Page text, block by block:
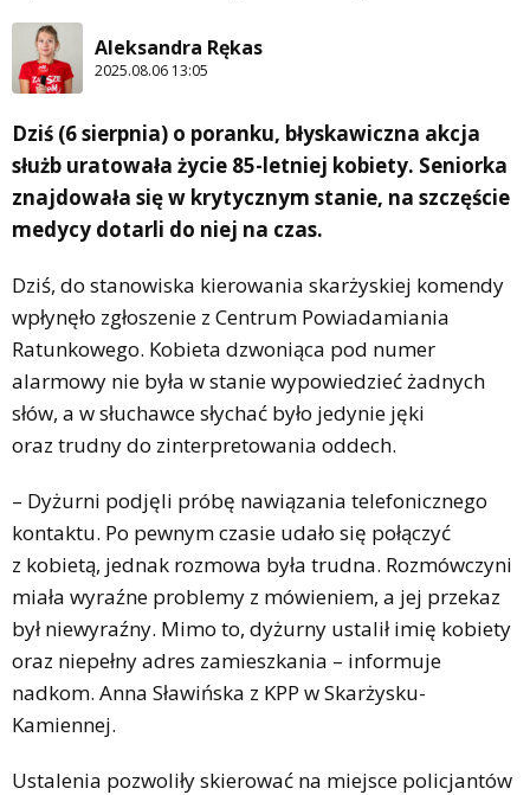
Aleksandra Rękas
2025.08.06 13:05
Dziś (6 sierpnia) o poranku, błyskawiczna akcja
służb uratowała życie 85-letniej kobiety. Seniorka
znajdowała się w krytycznym stanie, na szczęście
medycy dotarli do niej na czas.
Dziś, do stanowiska kierowania skarżyskiej komendy
wpłynęło zgłoszenie z Centrum Powiadamiania
Ratunkowego. Kobieta dzwoniąca pod numer
alarmowy nie była w stanie wypowiedzieć żadnych
słów, a w słuchawce słychać było jedynie jęki
oraz trudny do zinterpretowania oddech.
– Dyżurni podjęli próbę nawiązania telefonicznego
kontaktu. Po pewnym czasie udało się połączyć
z kobietą, jednak rozmowa była trudna. Rozmówczyni
miała wyraźne problemy z mówieniem, a jej przekaz
był niewyraźny. Mimo to, dyżurny ustalił imię kobiety
oraz niepełny adres zamieszkania – informuje
nadkom. Anna Sławińska z KPP w Skarżysku-
Kamiennej.
Ustalenia pozwoliły skierować na miejsce policjantów